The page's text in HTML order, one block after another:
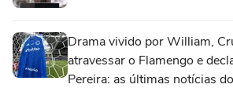
Drama vivido por William,
atravessar o Flamengo e
Pereira: as últimas notícias